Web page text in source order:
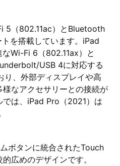
5（802.11ac）とBluetooth
を搭載しています。iPad
Wi-Fi 6（802.11ax）と
USB 4に対応する
り、外部ディスプレイや高
なアクセサリーとの接続が
は、iPad Pro（2021）は
ボタンに統合されたTouch
広めのデザインです。